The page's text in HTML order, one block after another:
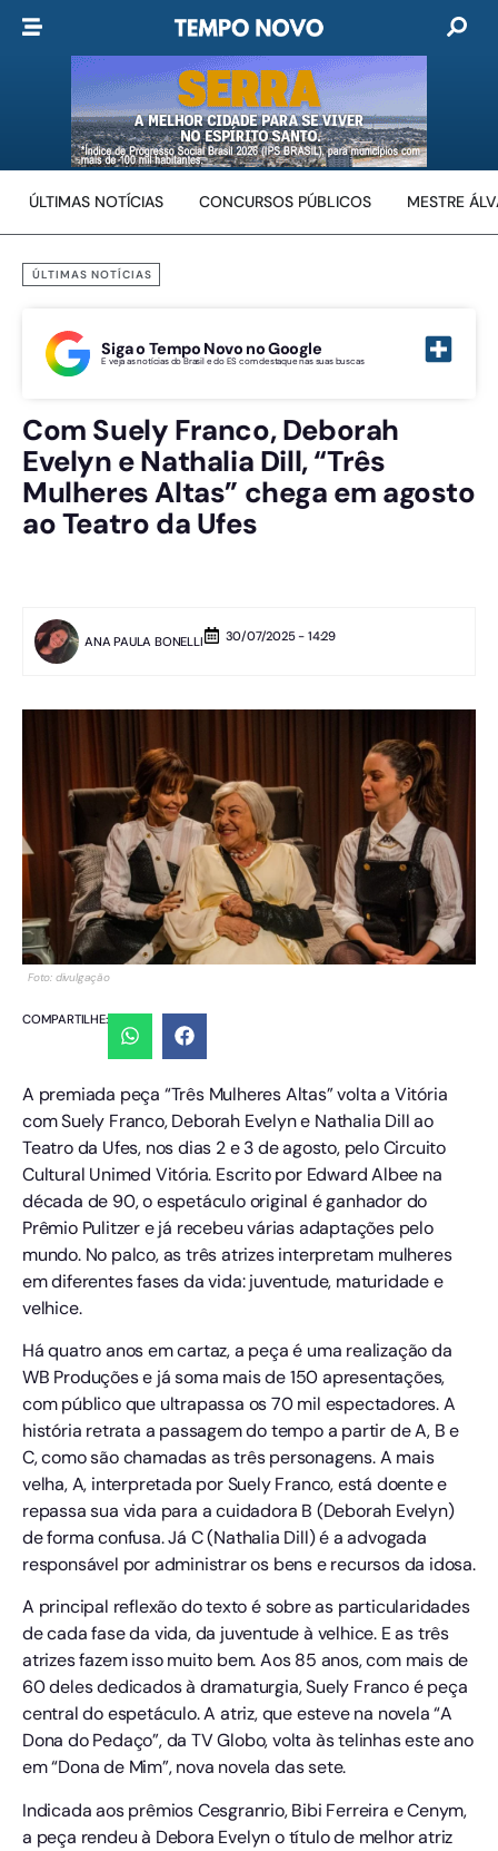
ÚLTIMAS NOTÍCIAS CONCURSOS PÚBLICOS MESTRE
ÚLTIMAS NOTÍCIAS
Siga o Tempo Novo no Google
E veja as notícias do Brasil e do ES com destaque nas suas buscas
Com Suely Franco, Deborah
Evelyn e Nathalia Dill, “Três
Mulheres Altas” chega em agosto
ao Teatro da Ufes
ANA PAULA BONELLI 30/07/2025 - 14:29
Foto: divulgação
COMPARTILHE:
A premiada peça “Três Mulheres Altas” volta a Vitória
com Suely Franco, Deborah Evelyn e Nathalia Dill ao
Teatro da Ufes, nos dias 2 e 3 de agosto, pelo Circuito
Cultural Unimed Vitória. Escrito por Edward Albee na
década de 90, o espetáculo original é ganhador do
Prêmio Pulitzer e já recebeu várias adaptações pelo
mundo. No palco, as três atrizes interpretam mulheres
em diferentes fases da vida: juventude, maturidade e
velhice.
Há quatro anos em cartaz, a peça é uma realização da
WB Produções e já soma mais de 150 apresentações,
com público que ultrapassa os 70 mil espectadores. A
história retrata a passagem do tempo a partir de A, B e
C, como são chamadas as três personagens. A mais
velha, A, interpretada por Suely Franco, está doente e
repassa sua vida para a cuidadora B (Deborah Evelyn)
de forma confusa. Já C (Nathalia Dill) é a advogada
responsável por administrar os bens e recursos da idosa.
A principal reflexão do texto é sobre as particularidades
de cada fase da vida, da juventude à velhice. E as três
atrizes fazem isso muito bem. Aos 85 anos, com mais de
60 deles dedicados à dramaturgia, Suely Franco é peça
central do espetáculo. A atriz, que esteve na novela “A
Dona do Pedaço”, da TV Globo, volta às telinhas este ano
em “Dona de Mim”, nova novela das sete.
Indicada aos prêmios Cesgranrio, Bibi Ferreira e Cenym,
a peça rendeu à Debora Evelyn o título de melhor atriz